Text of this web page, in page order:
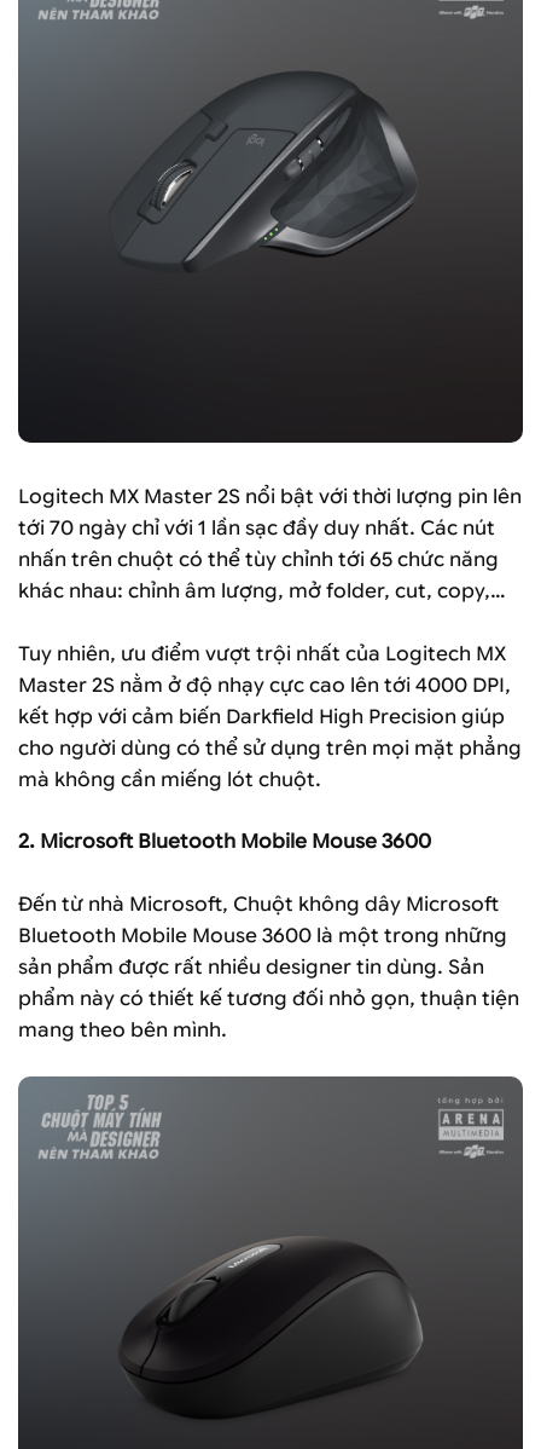
Logitech MX Master 2S nổi bật với thời lượng pin lên
tới 70 ngày chỉ với 1 lần sạc đầy duy nhất. Các nút
nhấn trên chuột có thể tùy chỉnh tới 65 chức năng
khác nhau: chỉnh âm lượng, mở folder, cut, copy,…
Tuy nhiên, ưu điểm vượt trội nhất của Logitech MX
Master 2S nằm ở độ nhạy cực cao lên tới 4000 DPI,
kết hợp với cảm biến Darkfield High Precision giúp
cho người dùng có thể sử dụng trên mọi mặt phẳng
mà không cần miếng lót chuột.
2. Microsoft Bluetooth Mobile Mouse 3600
Đến từ nhà Microsoft, Chuột không dây Microsoft
Bluetooth Mobile Mouse 3600 là một trong những
sản phẩm được rất nhiều designer tin dùng. Sản
phẩm này có thiết kế tương đối nhỏ gọn, thuận tiện
mang theo bên mình.